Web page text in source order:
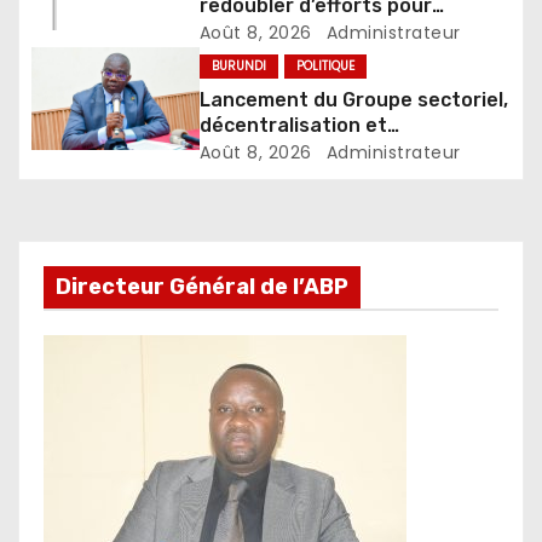
redoubler d’efforts pour
concrétiser la vision nationale
Août 8, 2026 Administrateur
BURUNDI POLITIQUE
Lancement du Groupe sectoriel,
décentralisation et
développement local
Août 8, 2026 Administrateur
Directeur Général de l’ABP